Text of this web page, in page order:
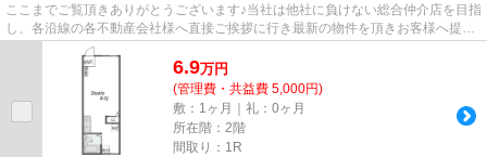
ここまでご覧頂きありがとうございます♪当社は他社に負けない総合仲介店を目指
し、各沿線の各不動産会社様へ直接ご挨拶に行き最新の物件を頂きお客様へ提供
しております！最新の情報は...
6.9万円
(管理費・共益費 5,000円)
敷：1ヶ月｜礼：0ヶ月
所在階：2階
間取り：1R